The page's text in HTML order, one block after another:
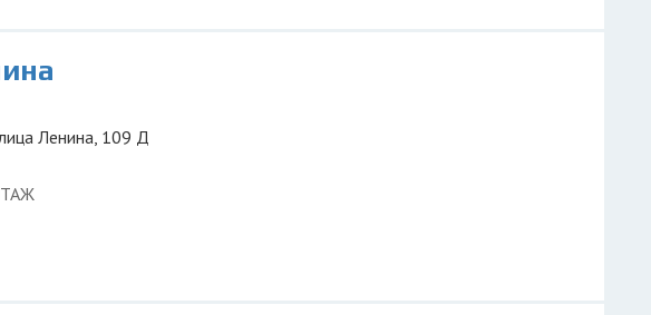
Ленина, 109 Д